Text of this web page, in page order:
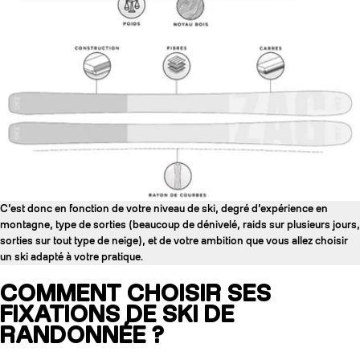
C’est donc en fonction de votre niveau de ski, degré d’expérience en
montagne, type de sorties (beaucoup de dénivelé, raids sur plusieurs jours,
sorties sur tout type de neige), et de votre ambition que vous allez choisir
un ski adapté à votre pratique.
COMMENT CHOISIR SES
FIXATIONS DE SKI DE
RANDONNÉE ?